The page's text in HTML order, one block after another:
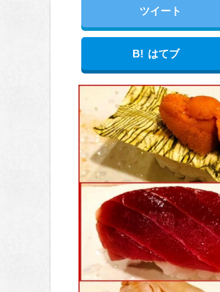
ツイート
B! はてブ